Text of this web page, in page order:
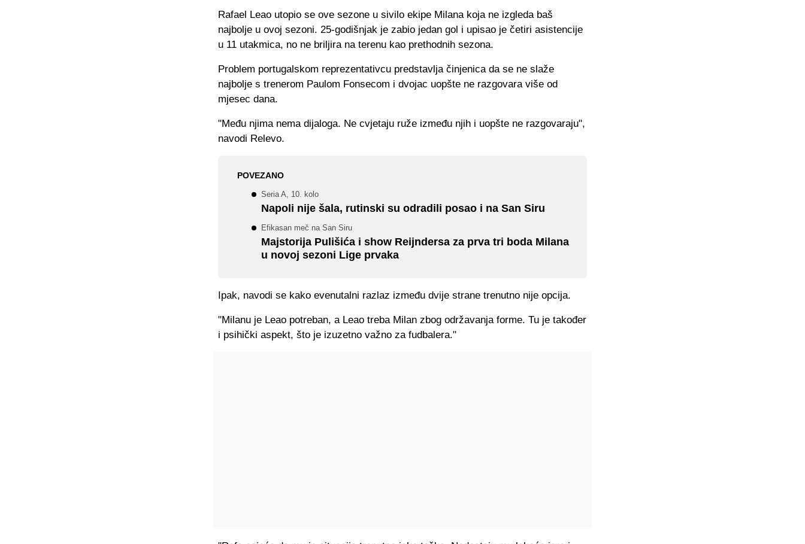
Rafael Leao utopio se ove sezone u sivilo ekipe Milana koja ne izgleda baš
najbolje u ovoj sezoni. 25-godišnjak je zabio jedan gol i upisao je četiri asistencije
u 11 utakmica, no ne briljira na terenu kao prethodnih sezona.
Problem portugalskom reprezentativcu predstavlja činjenica da se ne slaže
najbolje s trenerom Paulom Fonsecom i dvojac uopšte ne razgovara više od
mjesec dana.
"Među njima nema dijaloga. Ne cvjetaju ruže između njih i uopšte ne razgovaraju",
navodi Relevo.
POVEZANO
Seria A, 10. kolo
Napoli nije šala, rutinski su odradili posao i na San Siru
Efikasan meč na San Siru
Majstorija Pulišića i show Reijndersa za prva tri boda Milana
u novoj sezoni Lige prvaka
Ipak, navodi se kako evenutalni razlaz između dvije strane trenutno nije opcija.
"Milanu je Leao potreban, a Leao treba Milan zbog održavanja forme. Tu je također
i psihički aspekt, što je izuzetno važno za fudbalera."